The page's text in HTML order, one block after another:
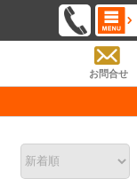
お問合せ